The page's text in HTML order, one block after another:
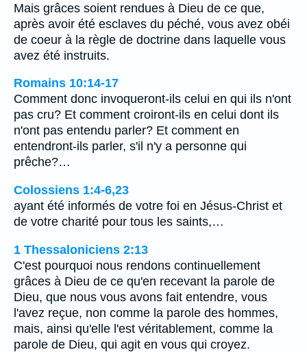
Mais grâces soient rendues à Dieu de ce que,
après avoir été esclaves du péché, vous avez obéi
de coeur à la règle de doctrine dans laquelle vous
avez été instruits.
Romains 10:14-17
Comment donc invoqueront-ils celui en qui ils n'ont
pas cru? Et comment croiront-ils en celui dont ils
n'ont pas entendu parler? Et comment en
entendront-ils parler, s'il n'y a personne qui
prêche?…
Colossiens 1:4-6,23
ayant été informés de votre foi en Jésus-Christ et
de votre charité pour tous les saints,…
1 Thessaloniciens 2:13
C'est pourquoi nous rendons continuellement
grâces à Dieu de ce qu'en recevant la parole de
Dieu, que nous vous avons fait entendre, vous
l'avez reçue, non comme la parole des hommes,
mais, ainsi qu'elle l'est véritablement, comme la
parole de Dieu, qui agit en vous qui croyez.